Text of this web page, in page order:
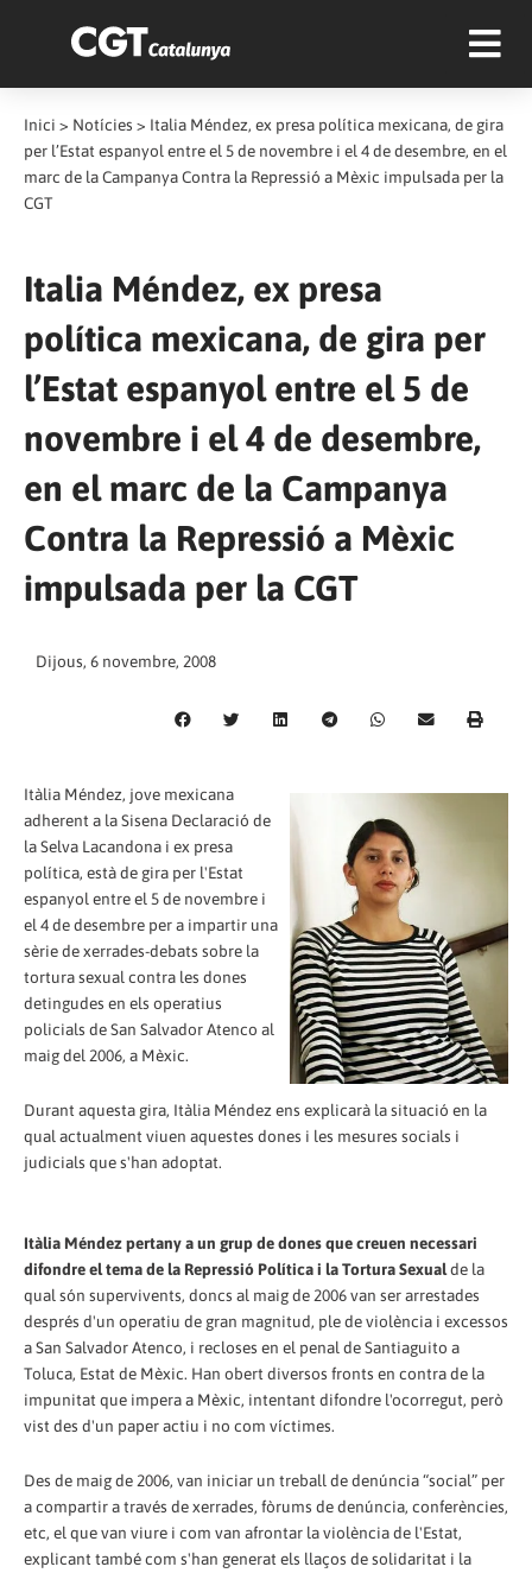
Inici > Notícies > Italia Méndez, ex presa política mexicana, de gira
per l’Estat espanyol entre el 5 de novembre i el 4 de desembre, en el
marc de la Campanya Contra la Repressió a Mèxic impulsada per la
CGT
Italia Méndez, ex presa
política mexicana, de gira per
l’Estat espanyol entre el 5 de
novembre i el 4 de desembre,
en el marc de la Campanya
Contra la Repressió a Mèxic
impulsada per la CGT
Dijous, 6 novembre, 2008
Itàlia Méndez, jove mexicana
adherent a la Sisena Declaració de
la Selva Lacandona i ex presa
política, està de gira per l'Estat
espanyol entre el 5 de novembre i
el 4 de desembre per a impartir una
sèrie de xerrades-debats sobre la
tortura sexual contra les dones
detingudes en els operatius
policials de San Salvador Atenco al
maig del 2006, a Mèxic.
Durant aquesta gira, Itàlia Méndez ens explicarà la situació en la
qual actualment viuen aquestes dones i les mesures socials i
judicials que s'han adoptat.
Itàlia Méndez pertany a un grup de dones que creuen necessari
difondre el tema de la Repressió Política i la Tortura Sexualde la
qual són supervivents, doncs al maig de 2006 van ser arrestades
després d'un operatiu de gran magnitud, ple de violència i excessos
a San Salvador Atenco, i recloses en el penal de Santiaguito a
Toluca, Estat de Mèxic. Han obert diversos fronts en contra de la
impunitat que impera a Mèxic, intentant difondre l'ocorregut, però
vist des d'un paper actiu i no com víctimes.
Des de maig de 2006, van iniciar un treball de denúncia “social” per
a compartir a través de xerrades, fòrums de denúncia, conferències,
etc, el que van viure i com van afrontar la violència de l'Estat,
explicant també com s'han generat els llaços de solidaritat i la